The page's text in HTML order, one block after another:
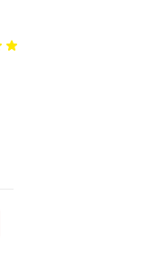
hodnotení: 1